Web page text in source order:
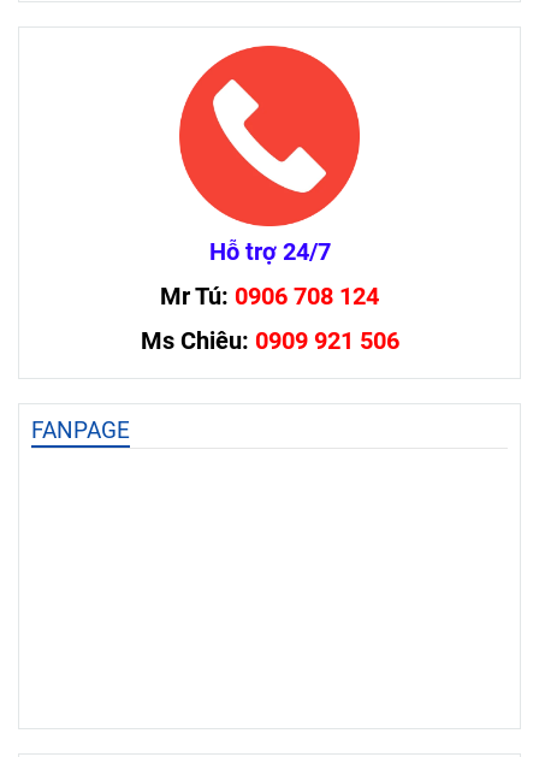
Hỗ trợ 24/7
Mr Tú: 0906 708 124
Ms Chiêu: 0909 921 506
FANPAGE